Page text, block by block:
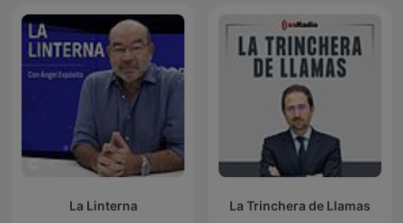
La Linterna La Trinchera de Llamas